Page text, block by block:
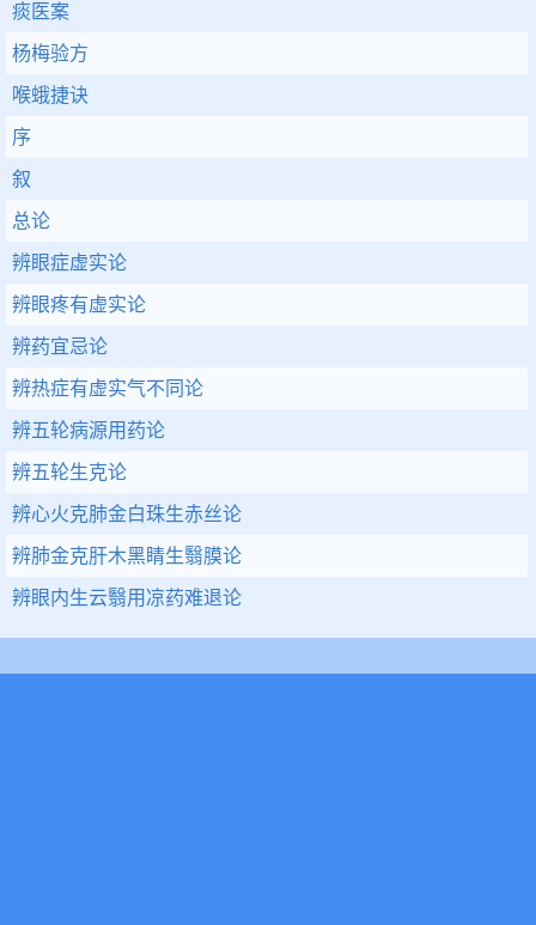
痰医案
杨梅验方
喉蛾捷诀
序
叙
总论
辨眼症虚实论
辨眼疼有虚实论
辨药宜忌论
辨热症有虚实气不同论
辨五轮病源用药论
辨五轮生克论
辨心火克肺金白珠生赤丝论
辨肺金克肝木黑睛生翳膜论
辨眼内生云翳用凉药难退论